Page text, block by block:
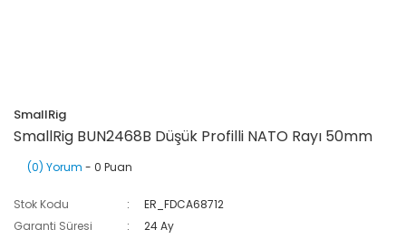
SmallRig
SmallRig BUN2468B Düşük Profilli NATO Rayı 50mm
(0) Yorum - 0 Puan
Stok Kodu
ER_FDCA68712
Garanti Süresi
24 Ay